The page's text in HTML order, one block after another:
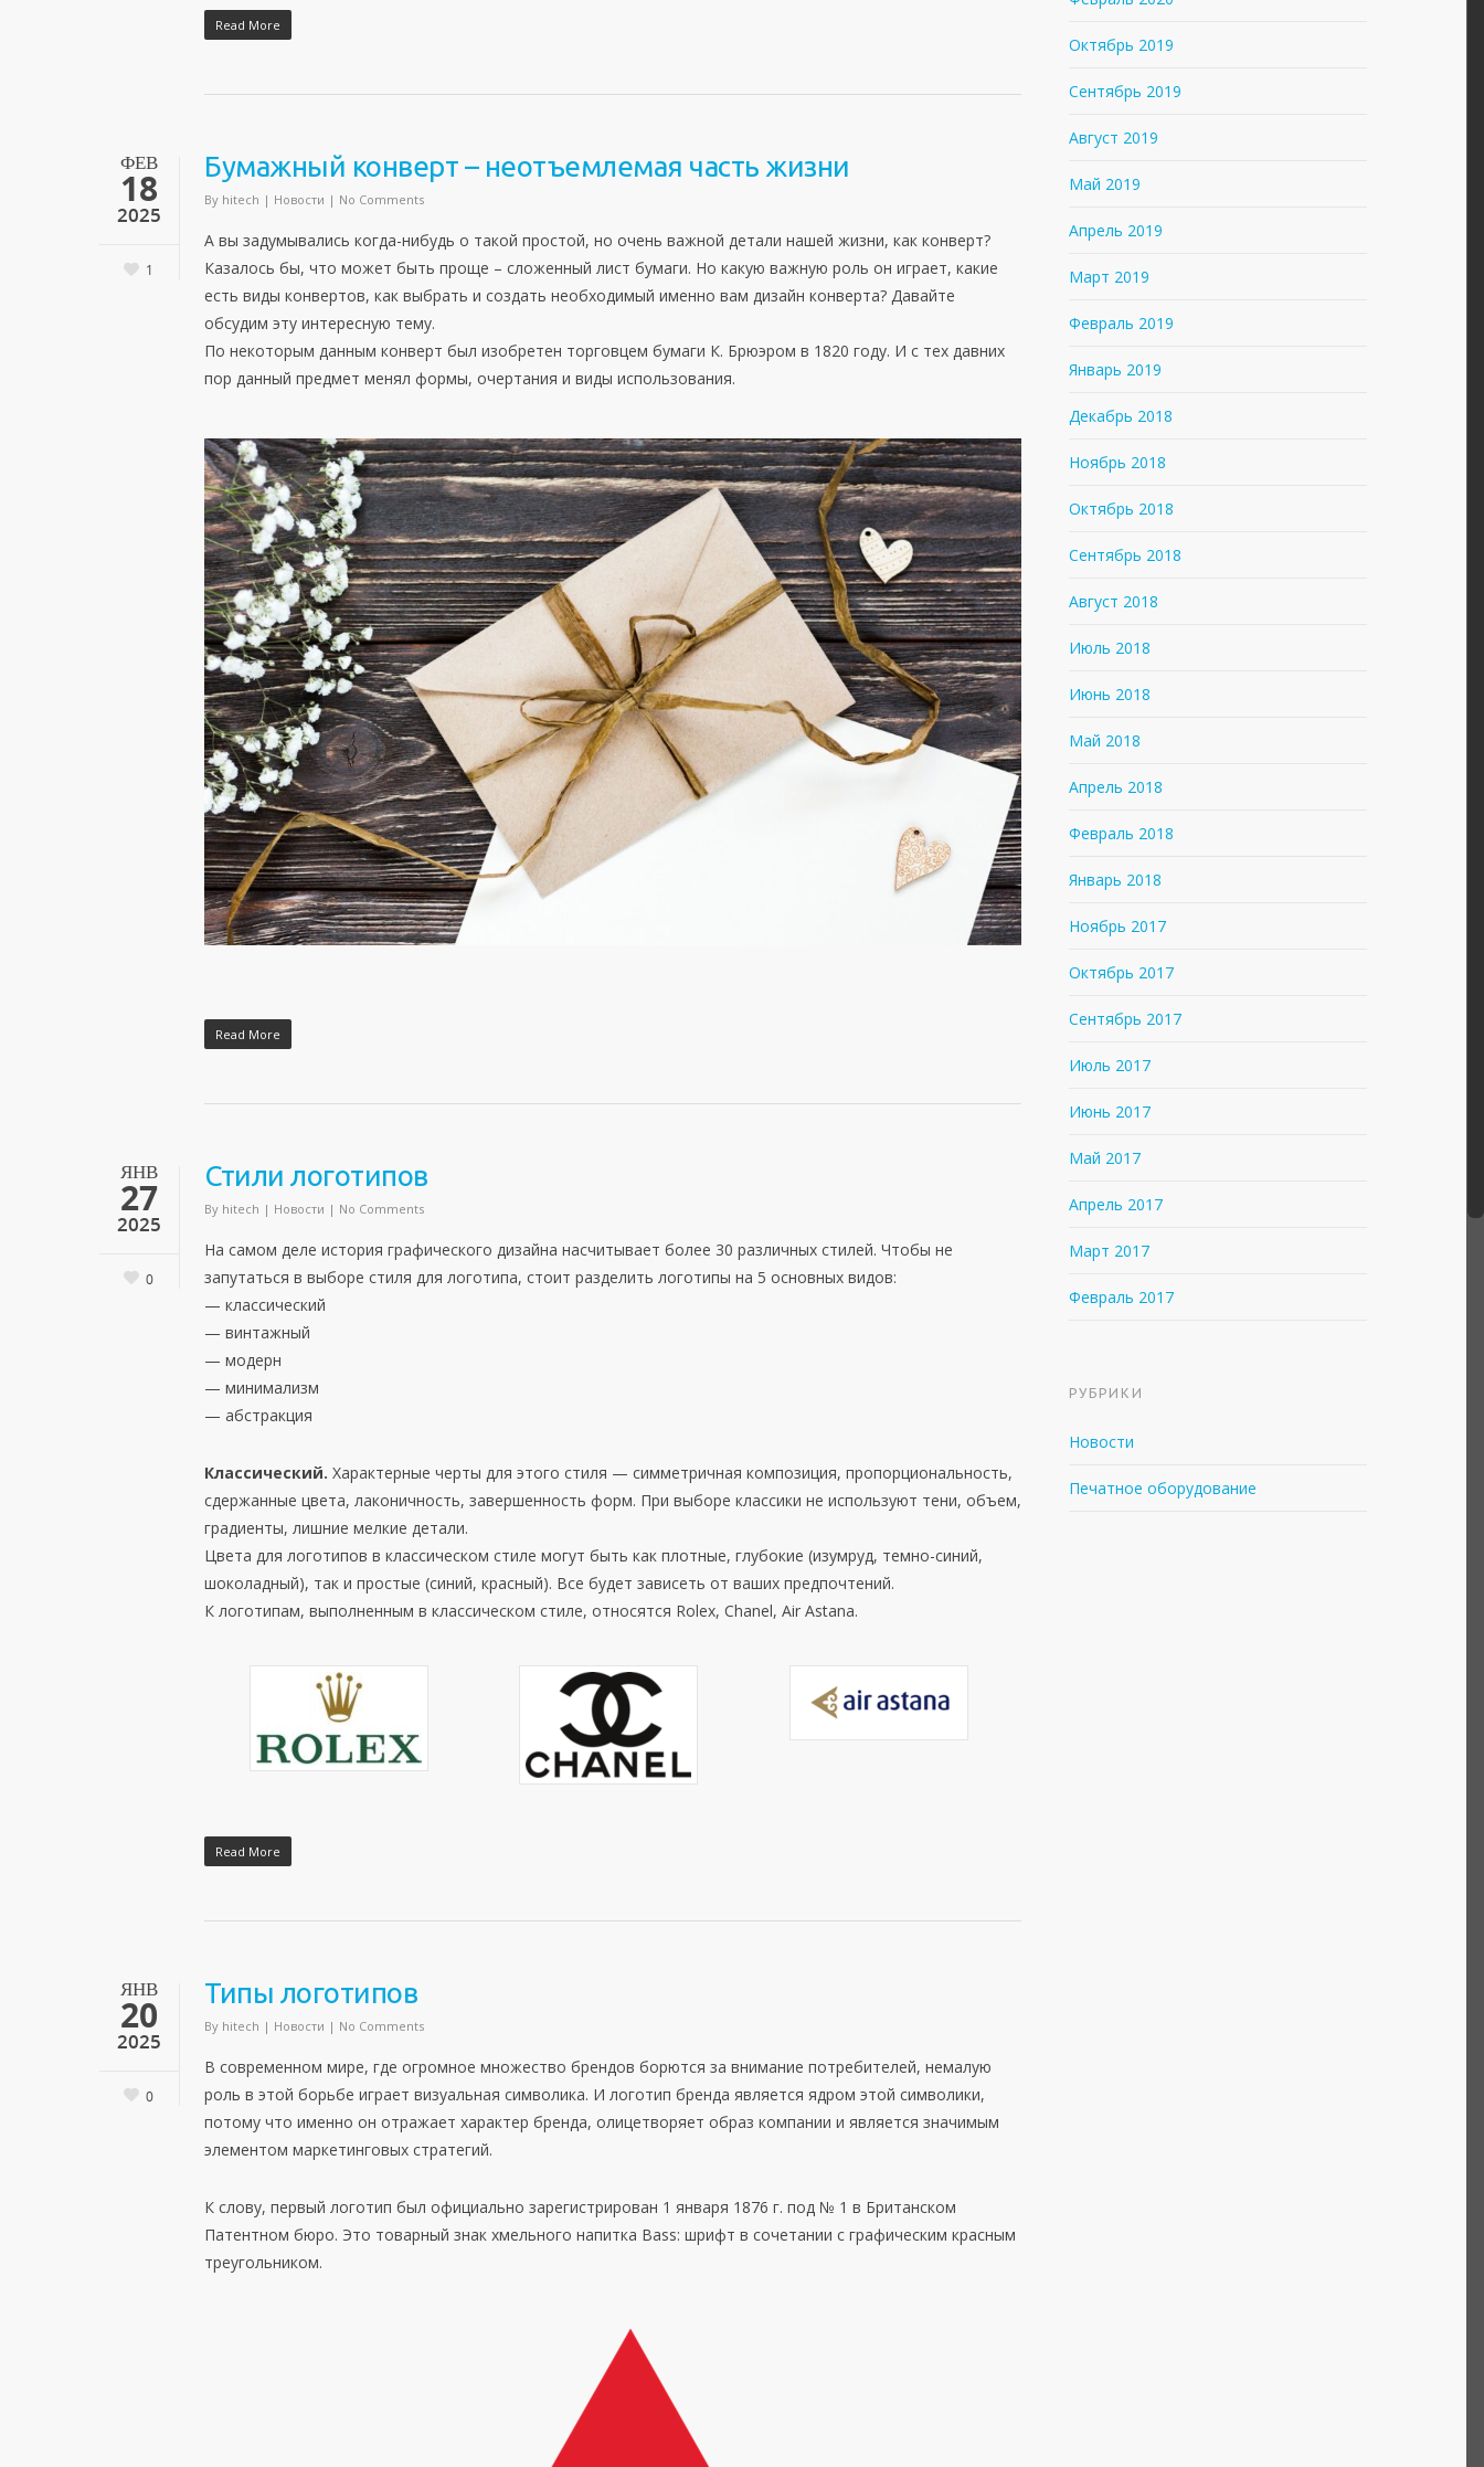
Read More
ФЕВ
18
2025
1
Бумажный конверт – неотъемлемая часть жизни
By hitech | Новости | No Comments
А вы задумывались когда-нибудь о такой простой, но очень важной детали нашей жизни, как конверт?
Казалось бы, что может быть проще – сложенный лист бумаги. Но какую важную роль он играет, какие
есть виды конвертов, как выбрать и создать необходимый именно вам дизайн конверта? Давайте
обсудим эту интересную тему.
По некоторым данным конверт был изобретен торговцем бумаги К. Брюэром в 1820 году. И с тех давних
пор данный предмет менял формы, очертания и виды использования.
Read More
ЯНВ
27
2025
0
Стили логотипов
By hitech | Новости | No Comments
На самом деле история графического дизайна насчитывает более 30 различных стилей. Чтобы не
запутаться в выборе стиля для логотипа, стоит разделить логотипы на 5 основных видов:
— классический
— винтажный
— модерн
— минимализм
— абстракция
Классический. Характерные черты для этого стиля — симметричная композиция, пропорциональность,
сдержанные цвета, лаконичность, завершенность форм. При выборе классики не используют тени, объем,
градиенты, лишние мелкие детали.
Цвета для логотипов в классическом стиле могут быть как плотные, глубокие (изумруд, темно-синий,
шоколадный), так и простые (синий, красный). Все будет зависеть от ваших предпочтений.
К логотипам, выполненным в классическом стиле, относятся Rolex, Chanel, Air Astana.
Read More
ЯНВ
20
2025
0
Типы логотипов
By hitech | Новости | No Comments
В современном мире, где огромное множество брендов борются за внимание потребителей, немалую
роль в этой борьбе играет визуальная символика. И логотип бренда является ядром этой символики,
потому что именно он отражает характер бренда, олицетворяет образ компании и является значимым
элементом маркетинговых стратегий.
К слову, первый логотип был официально зарегистрирован 1 января 1876 г. под № 1 в Британском
Патентном бюро. Это товарный знак хмельного напитка Bass: шрифт в сочетании с графическим красным
треугольником.
Октябрь 2019
Сентябрь 2019
Август 2019
Май 2019
Апрель 2019
Март 2019
Февраль 2019
Январь 2019
Декабрь 2018
Ноябрь 2018
Октябрь 2018
Сентябрь 2018
Август 2018
Июль 2018
Июнь 2018
Май 2018
Апрель 2018
Февраль 2018
Январь 2018
Ноябрь 2017
Октябрь 2017
Сентябрь 2017
Июль 2017
Июнь 2017
Май 2017
Апрель 2017
Март 2017
Февраль 2017
РУБРИКИ
Новости
Печатное оборудование